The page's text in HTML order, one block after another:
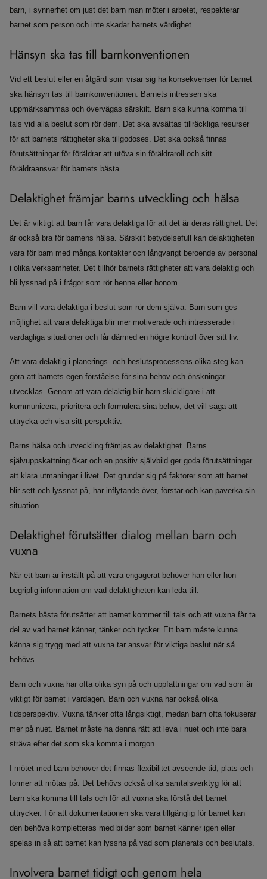
barn, i synnerhet om just det barn man möter i arbetet, respekterar
barnet som person och inte skadar barnets värdighet.
Hänsyn ska tas till barnkonventionen
Vid ett beslut eller en åtgärd som visar sig ha konsekvenser för barnet
ska hänsyn tas till barnkonventionen. Barnets intressen ska
uppmärksammas och övervägas särskilt. Barn ska kunna komma till
tals vid alla beslut som rör dem. Det ska avsättas tillräckliga resurser
för att barnets rättigheter ska tillgodoses. Det ska också finnas
förutsättningar för föräldrar att utöva sin föräldraroll och sitt
föräldraansvar för barnets bästa.
Delaktighet främjar barns utveckling och hälsa
Det är viktigt att barn får vara delaktiga för att det är deras rättighet. Det
är också bra för barnens hälsa. Särskilt betydelsefull kan delaktigheten
vara för barn med många kontakter och långvarigt beroende av personal
i olika verksamheter. Det tillhör barnets rättigheter att vara delaktig och
bli lyssnad på i frågor som rör henne eller honom.
Barn vill vara delaktiga i beslut som rör dem själva. Barn som ges
möjlighet att vara delaktiga blir mer motiverade och intresserade i
vardagliga situationer och får därmed en högre kontroll över sitt liv.
Att vara delaktig i planerings- och beslutsprocessens olika steg kan
göra att barnets egen förståelse för sina behov och önskningar
utvecklas. Genom att vara delaktig blir barn skickligare i att
kommunicera, prioritera och formulera sina behov, det vill säga att
uttrycka och visa sitt perspektiv.
Barns hälsa och utveckling främjas av delaktighet. Barns
självuppskattning ökar och en positiv självbild ger goda förutsättningar
att klara utmaningar i livet. Det grundar sig på faktorer som att barnet
blir sett och lyssnat på, har inflytande över, förstår och kan påverka sin
situation.
Delaktighet förutsätter dialog mellan barn och
vuxna
När ett barn är inställt på att vara engagerat behöver han eller hon
begriplig information om vad delaktigheten kan leda till.
Barnets bästa förutsätter att barnet kommer till tals och att vuxna får ta
del av vad barnet känner, tänker och tycker. Ett barn måste kunna
känna sig trygg med att vuxna tar ansvar för viktiga beslut när så
behövs.
Barn och vuxna har ofta olika syn på och uppfattningar om vad som är
viktigt för barnet i vardagen. Barn och vuxna har också olika
tidsperspektiv. Vuxna tänker ofta långsiktigt, medan barn ofta fokuserar
mer på nuet. Barnet måste ha denna rätt att leva i nuet och inte bara
sträva efter det som ska komma i morgon.
I mötet med barn behöver det finnas flexibilitet avseende tid, plats och
former att mötas på. Det behövs också olika samtalsverktyg för att
barn ska komma till tals och för att vuxna ska förstå det barnet
uttrycker. För att dokumentationen ska vara tillgänglig för barnet kan
den behöva kompletteras med bilder som barnet känner igen eller
spelas in så att barnet kan lyssna på vad som planerats och beslutats.
Involvera barnet tidigt och genom hela